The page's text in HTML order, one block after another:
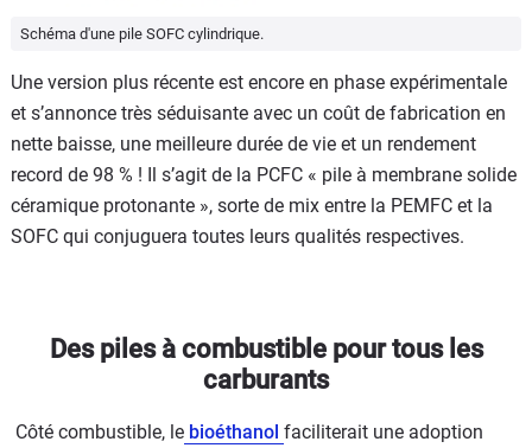
Schéma d'une pile SOFC cylindrique.
Une version plus récente est encore en phase expérimentale
et s’annonce très séduisante avec un coût de fabrication en
nette baisse, une meilleure durée de vie et un rendement
record de 98 % ! Il s’agit de la PCFC « pile à membrane solide
céramique protonante », sorte de mix entre la PEMFC et la
SOFC qui conjuguera toutes leurs qualités respectives.
Des piles à combustible pour tous les
carburants
Côté combustible, le bioéthanol faciliterait une adoption